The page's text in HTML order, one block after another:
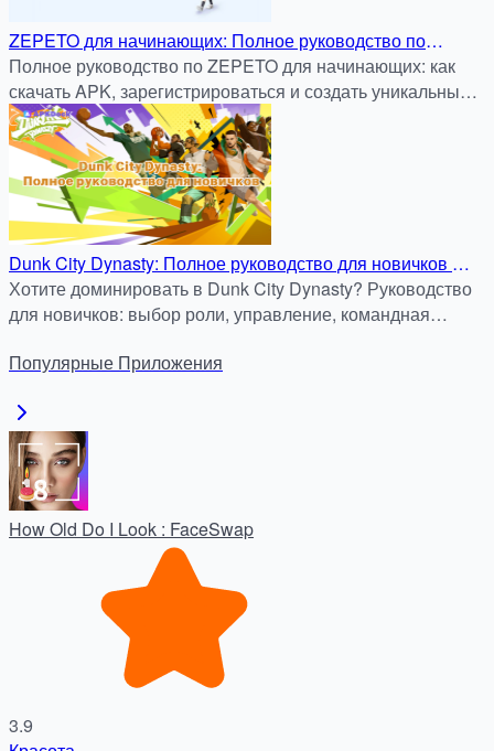
ZEPETO для начинающих: Полное руководство по
скачиванию и созданию аватара
Полное руководство по ZEPETO для начинающих: как
скачать APK, зарегистрироваться и создать уникальный
3D-аватар. Скачать безопасно на APKDock.
Dunk City Dynasty: Полное руководство для новичков — 3
ключа к победе на улицах
Хотите доминировать в Dunk City Dynasty? Руководство
для новичков: выбор роли, управление, командная
Популярные Приложения
How Old Do I Look : FaceSwap
3.9